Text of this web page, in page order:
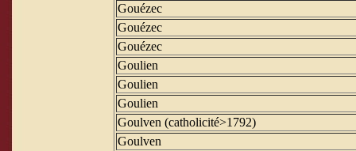
Gouézec
Gouézec
Gouézec
Goulien
Goulien
Goulien
Goulven (catholicité>1792)
Goulven